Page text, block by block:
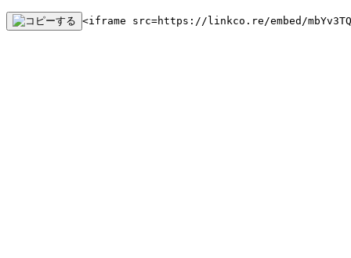
<iframe src=https://linkco.re/embed/